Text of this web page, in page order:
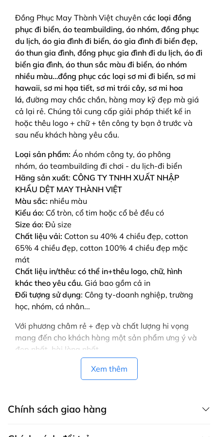
Đồng Phục May Thành Việt chuyên các loại đồng
phục đi biển, áo teambuilding, áo nhóm, đồng phục
du lịch, áo gia đình đi biển, áo gia đình đi biển đẹp,
áo thun gia đình, đồng phục gia đình đi du lịch, áo đi
biển gia đình, áo thun sắc màu đi biển, áo nhóm
nhiều màu…đồng phục các loại sơ mi đi biển, sơ mi
hawaii, sơ mi họa tiết, sơ mi trái cây, sơ mi hoa
lá, đường may chắc chắn, hàng may kỹ đẹp mà giá
cả lại rẻ. Chúng tôi cung cấp giải pháp thiết kế in
hoặc thêu logo + chữ + tên công ty bạn ở trước và
sau nếu khách hàng yêu cầu.
Loại sản phẩm: Áo nhóm công ty, áo phông
nhóm, áo teambuilding đi chơi - du lịch-đi biển
Hãng sản xuất: CÔNG TY TNHH XUẤT NHẬP
KHẨU DỆT MAY THÀNH VIỆT
Màu sắc: nhiều màu
Kiểu áo: Cổ tròn, cổ tim hoặc cổ bẻ đều có
Size áo: Đủ size
Chất liệu vải: Cotton su 40% 4 chiều đẹp, cotton
65% 4 chiều đẹp, cotton 100% 4 chiều đẹp mặc
mát
Chất liệu in/thêu: có thể in+thêu logo, chữ, hình
khác theo yêu cầu. Giá bao gồm cả in
Đối tượng sử dụng: Công ty-doanh nghiệp, trường
học, nhóm, cá nhân...
Với phương châm rẻ + đẹp và chất lượng hi vọng
mang đến cho khách hàng một sản phẩm ưng ý và
đẹp nhất, hài lòng nhất
Vui lòng liên hệ để được tư vấn! để gửi bảng màu,
mẫu, hình in, thiết kế mẫu cho nhóm, công ty bạn.
Xem thêm
Chính sách giao hàng